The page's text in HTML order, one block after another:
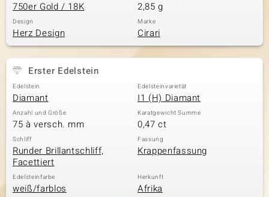
750er Gold / 18K 2,85 g
Design
Herz Design
Marke
Cirari
Erster Edelstein
Edelstein
Diamant
Edelsteinvarietät
I1 (H) Diamant
Anzahl und Größe
75 à versch. mm
Karatgewicht Summe
0,47 ct
Schliff
Runder Brillantschliff,
Facettiert
Fassung
Krappenfassung
Edelsteinfarbe
weiß/farblos
Herkunft
Afrika